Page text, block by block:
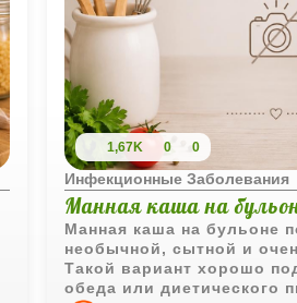
1,67K 0 0
Инфекционные Заболевания
Манная каша на
Манная каша на бульоне
необычной, сытной и
Такой вариант хорошо
обеда или диетического